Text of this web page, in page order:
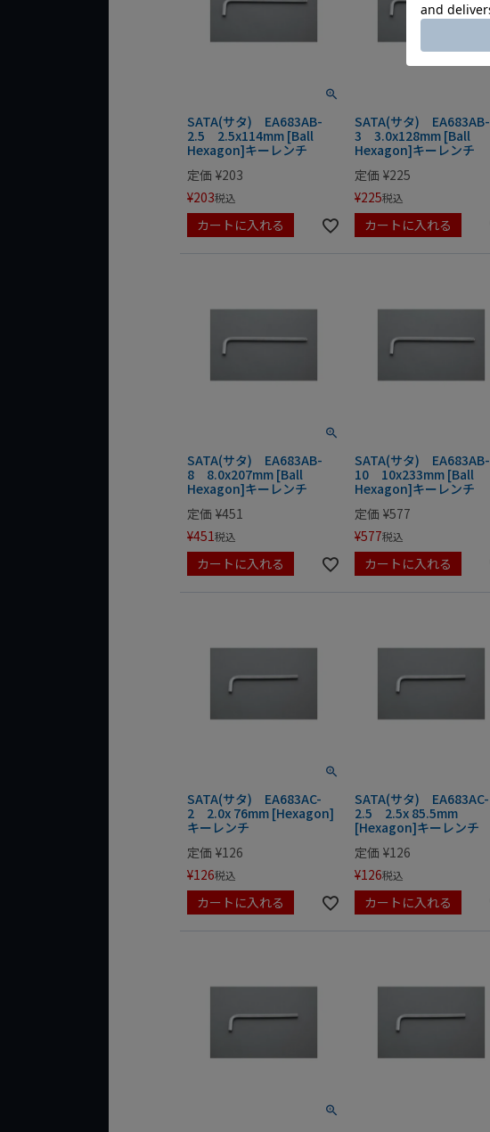
SATA(サタ) EA683AB-
2.5 2.5x114mm [Ball
Hexagon]キーレンチ
定価 ¥203
¥203税込
カートに入れる
SATA(サタ) EA683AB-
3 3.0x128mm [Ball
Hexagon]キーレンチ
定価 ¥225
¥225税込
カートに入れる
SATA(サタ) EA683AB-
8 8.0x207mm [Ball
Hexagon]キーレンチ
定価 ¥451
¥451税込
カートに入れる
SATA(サタ) EA683AB-
10 10x233mm [Ball
Hexagon]キーレンチ
定価 ¥577
¥577税込
カートに入れる
SATA(サタ) EA683AC-
2 2.0x 76mm [Hexagon]
キーレンチ
定価 ¥126
¥126税込
カートに入れる
SATA(サタ) EA683AC-
2.5 2.5x 85.5mm
[Hexagon]キーレンチ
定価 ¥126
¥126税込
カートに入れる